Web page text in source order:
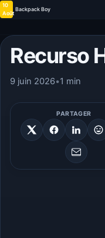
10
Août
Backpack Boy
Recurso
9 juin 2026•1 min
PARTAGER